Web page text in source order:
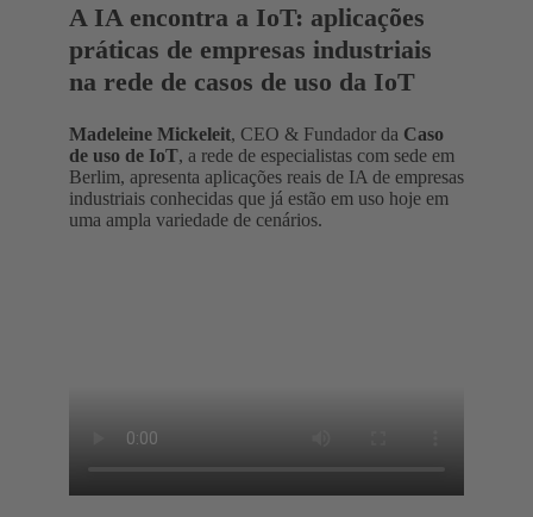
A IA encontra a IoT: aplicações
práticas de empresas industriais
na rede de casos de uso da IoT
Madeleine Mickeleit, CEO & Fundador da Caso
de uso de IoT, a rede de especialistas com sede em
Berlim, apresenta aplicações reais de IA de empresas
industriais conhecidas que já estão em uso hoje em
uma ampla variedade de cenários.